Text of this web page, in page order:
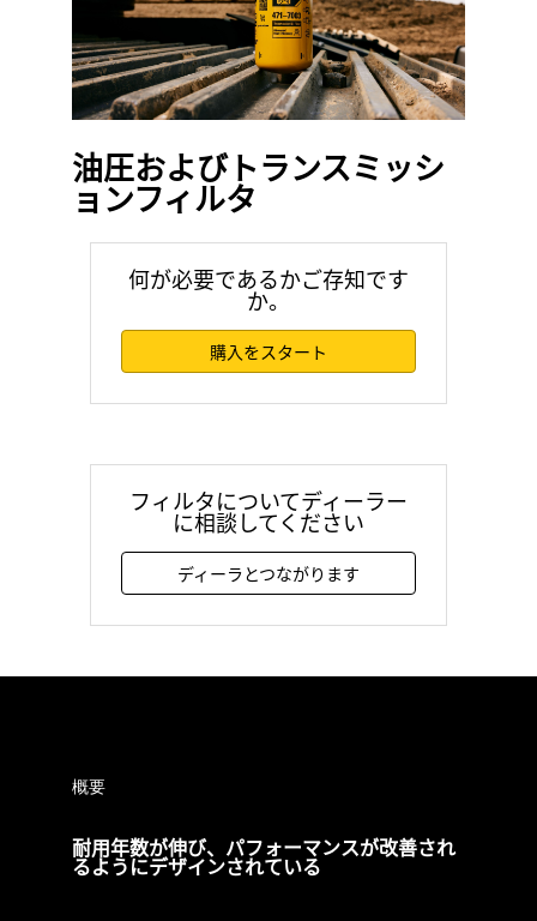
油圧およびトランスミッシ
ョンフィルタ
何が必要であるかご存知です
か。
購入をスタート
フィルタについてディーラー
に相談してください
ディーラとつながります
概要
耐用年数が伸び、パフォーマンスが改善され
るようにデザインされている